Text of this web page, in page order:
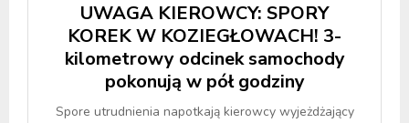
UWAGA KIEROWCY: SPORY
KOREK W KOZIEGŁOWACH! 3-
kilometrowy odcinek samochody
pokonują w pół godziny
Spore utrudnienia napotkają kierowcy wyjeżdżający